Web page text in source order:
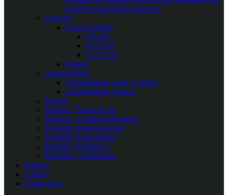
aspiră la o poziție de antrenor.
Exerciții
Copii și juniori
5-8 Ani
9-13 Ani
14-17 Ani
Seniori
Antrenamente
Antrenamente copii și juniori
Antrenamente Seniori
Tactică
Sisteme | Trasee de joc
Tehnică | Abilități individuale
Pregătire presezon/sezon
Secretele Antrenorului
Portarul | Numărul 1
Metodică | Leadership
Podcast
Contact
Contul meu